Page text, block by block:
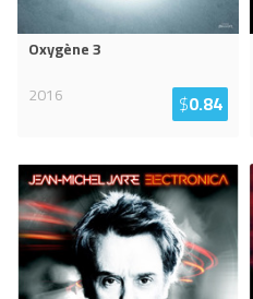
Oxygène 3
2016
$0.84